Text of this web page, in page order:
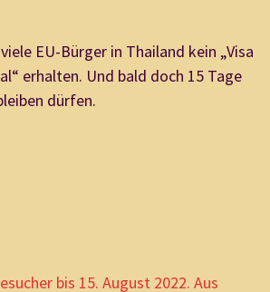
EU-Bürger in Thailand kein „Visa
erhalten. Und bald doch 15 Tage
dürfen.
bis 15. August 2022. Aus